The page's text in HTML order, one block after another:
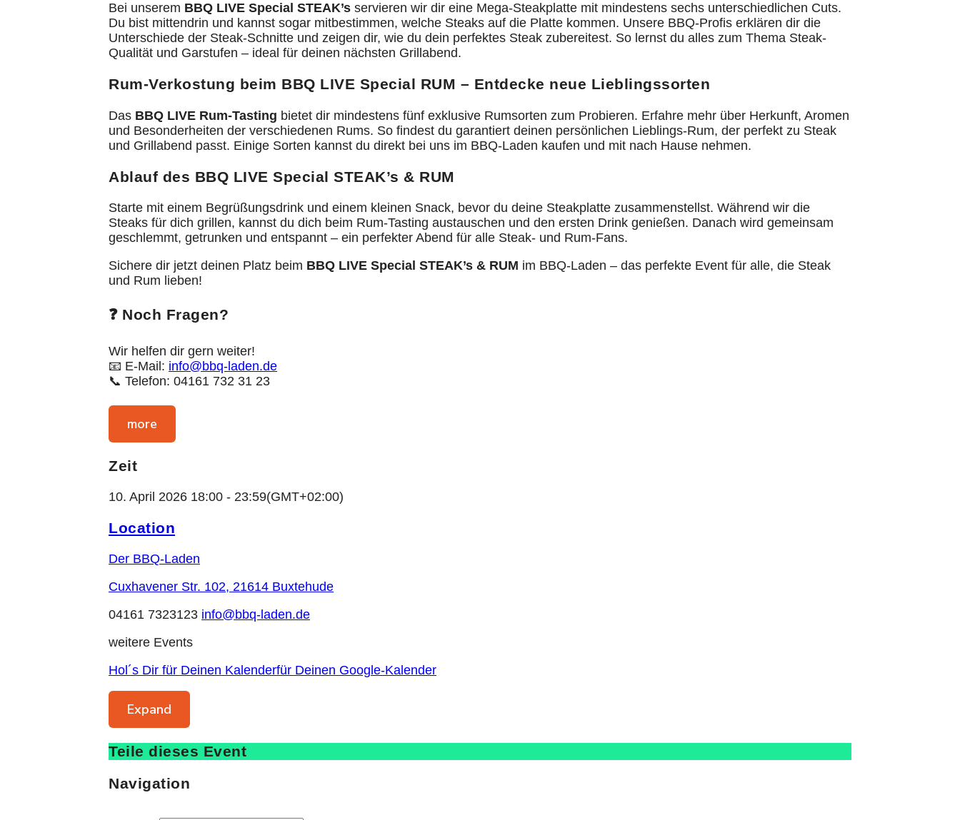
Bei unserem BBQ LIVE Special STEAK’s servieren wir dir eine Mega-Steakplatte mit mindestens sechs unterschiedlichen Cuts.
Du bist mittendrin und kannst sogar mitbestimmen, welche Steaks auf die Platte kommen. Unsere BBQ-Profis erklären dir die
Unterschiede der Steak-Schnitte und zeigen dir, wie du dein perfektes Steak zubereitest. So lernst du alles zum Thema Steak-
Qualität und Garstufen – ideal für deinen nächsten Grillabend.
Rum-Verkostung beim BBQ LIVE Special RUM – Entdecke neue Lieblingssorten
Das BBQ LIVE Rum-Tasting bietet dir mindestens fünf exklusive Rumsorten zum Probieren. Erfahre mehr über Herkunft, Aromen
und Besonderheiten der verschiedenen Rums. So findest du garantiert deinen persönlichen Lieblings-Rum, der perfekt zu Steak
und Grillabend passt. Einige Sorten kannst du direkt bei uns im BBQ-Laden kaufen und mit nach Hause nehmen.
Ablauf des BBQ LIVE Special STEAK’s & RUM
Starte mit einem Begrüßungsdrink und einem kleinen Snack, bevor du deine Steakplatte zusammenstellst. Während wir die
Steaks für dich grillen, kannst du dich beim Rum-Tasting austauschen und den ersten Drink genießen. Danach wird gemeinsam
geschlemmt, getrunken und entspannt – ein perfekter Abend für alle Steak- und Rum-Fans.
Sichere dir jetzt deinen Platz beim BBQ LIVE Special STEAK’s & RUM im BBQ-Laden – das perfekte Event für alle, die Steak
und Rum lieben!
❓ Noch Fragen?
Wir helfen dir gern weiter!
📧 E-Mail: info@bbq-laden.de
📞 Telefon: 04161 732 31 23
more
Zeit
10. April 2026 18:00 - 23:59(GMT+02:00)
Location
Der BBQ-Laden
Cuxhavener Str. 102, 21614 Buxtehude
04161 7323123 info@bbq-laden.de
weitere Events
Hol´s Dir für Deinen Kalenderfür Deinen Google-Kalender
Expand
Teile dieses Event
Navigation